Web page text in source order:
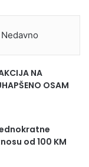
Nedavno
NA
OSAM
od 100 KM